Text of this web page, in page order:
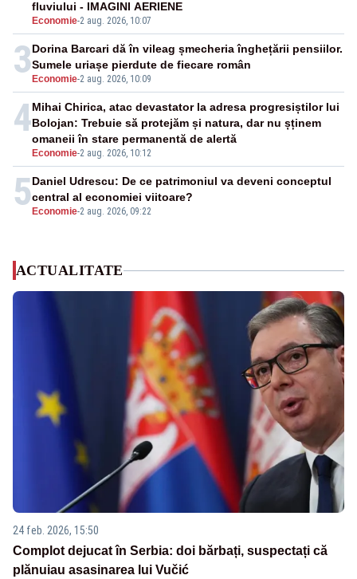
Economie-2 aug. 2026, 10:07
fluviului - IMAGINI AERIENE
3 Economie-2 aug. 2026, 10:09
Dorina Barcari dă în vileag șmecheria înghețării pensiilor.
Sumele uriașe pierdute de fiecare român
4
Economie-2 aug. 2026, 10:12
Mihai Chirica, atac devastator la adresa progresiștilor lui
Bolojan: Trebuie să protejăm și natura, dar nu șținem
omaneii în stare permanentă de alertă
5 Economie-2 aug. 2026, 09:22
Daniel Udrescu: De ce patrimoniul va deveni conceptul
central al economiei viitoare?
ACTUALITATE
24 feb. 2026, 15:50
Complot dejucat în Serbia: doi bărbați, suspectați că
plănuiau asasinarea lui Vučić